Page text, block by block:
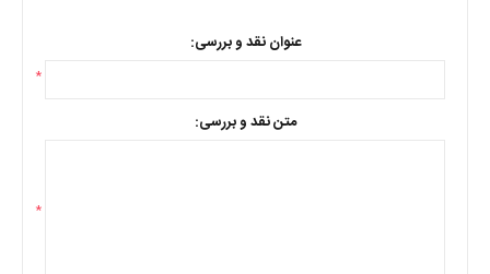
عنوان نقد و بررسی:
*
متن نقد و بررسی:
*